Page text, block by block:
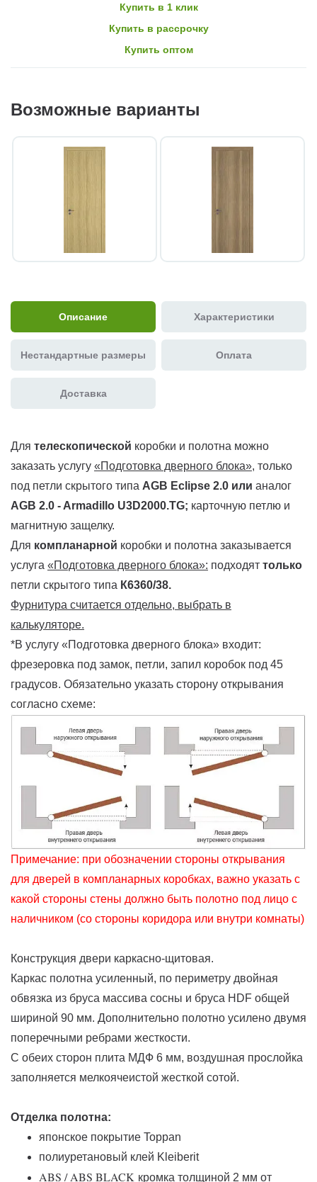
Купить в 1 клик
Купить в рассрочку
Купить оптом
Возможные варианты
Описание Характеристики
Нестандартные размеры Оплата
Доставка
Для телескопической коробки и полотна можно
заказать услугу «Подготовка дверного блока», только
под петли скрытого типа AGB Eclipse 2.0 или аналог
AGB 2.0 - Armadillo U3D2000.TG; карточную петлю и
магнитную защелку.
Для компланарной коробки и полотна заказывается
услуга «Подготовка дверного блока»: подходят только
петли скрытого типа К6360/38.
Фурнитура считается отдельно, выбрать в
калькуляторе.
*В услугу «Подготовка дверного блока» входит:
фрезеровка под замок, петли, запил коробок под 45
градусов. Обязательно указать сторону открывания
согласно схеме:
Примечание: при обозначении стороны открывания
для дверей в компланарных коробках, важно указать с
какой стороны стены должно быть полотно под лицо с
наличником (со стороны коридора или внутри комнаты)
Конструкция двери каркасно-щитовая.
Каркас полотна усиленный, по периметру двойная
обвязка из бруса массива сосны и бруса HDF общей
шириной 90 мм. Дополнительно полотно усилено двумя
поперечными ребрами жесткости.
С обеих сторон плита МДФ 6 мм, воздушная прослойка
заполняется мелкоячеистой жесткой сотой.
Отделка полотна:
японское покрытие Toppan
полиуретановый клей Kleiberit
ABS / ABS BLACK кромка толщиной 2 мм от